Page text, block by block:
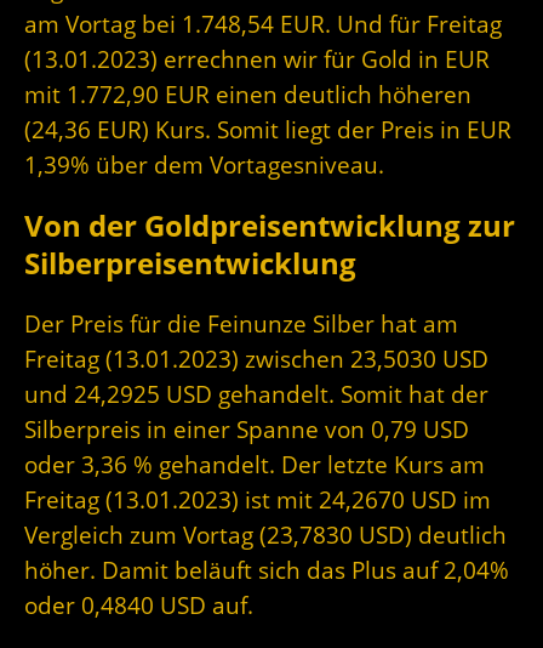
am Vortag bei 1.748,54 EUR. Und für Freitag
(13.01.2023) errechnen wir für Gold in EUR
mit 1.772,90 EUR einen deutlich höheren
(24,36 EUR) Kurs. Somit liegt der Preis in EUR
1,39% über dem Vortagesniveau.
Von der Goldpreisentwicklung zur
Silberpreisentwicklung
Der Preis für die Feinunze Silber hat am
Freitag (13.01.2023) zwischen 23,5030 USD
und 24,2925 USD gehandelt. Somit hat der
Silberpreis in einer Spanne von 0,79 USD
oder 3,36 % gehandelt. Der letzte Kurs am
Freitag (13.01.2023) ist mit 24,2670 USD im
Vergleich zum Vortag (23,7830 USD) deutlich
höher. Damit beläuft sich das Plus auf 2,04%
oder 0,4840 USD auf.